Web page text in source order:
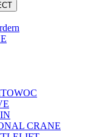
CRANE